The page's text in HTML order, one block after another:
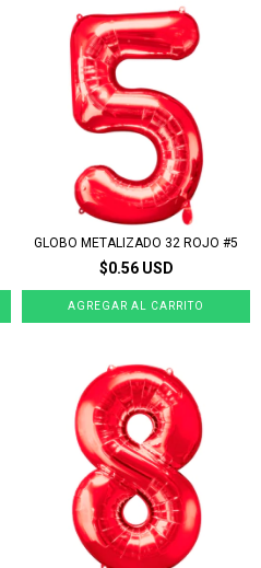
GLOBO METALIZADO 32 ROJO #5
$0.56 USD